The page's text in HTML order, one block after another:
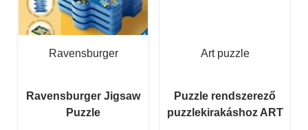
Ravensburger
Ravensburger Jigsaw
Puzzle
Art puzzle
Puzzle rendszerező
puzzlekirakáshoz ART